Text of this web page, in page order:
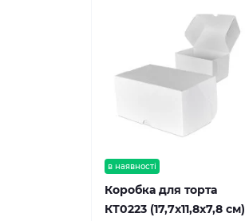
в наявності
Коробка для торта
КТ0223 (17,7х11,8х7,8 см)